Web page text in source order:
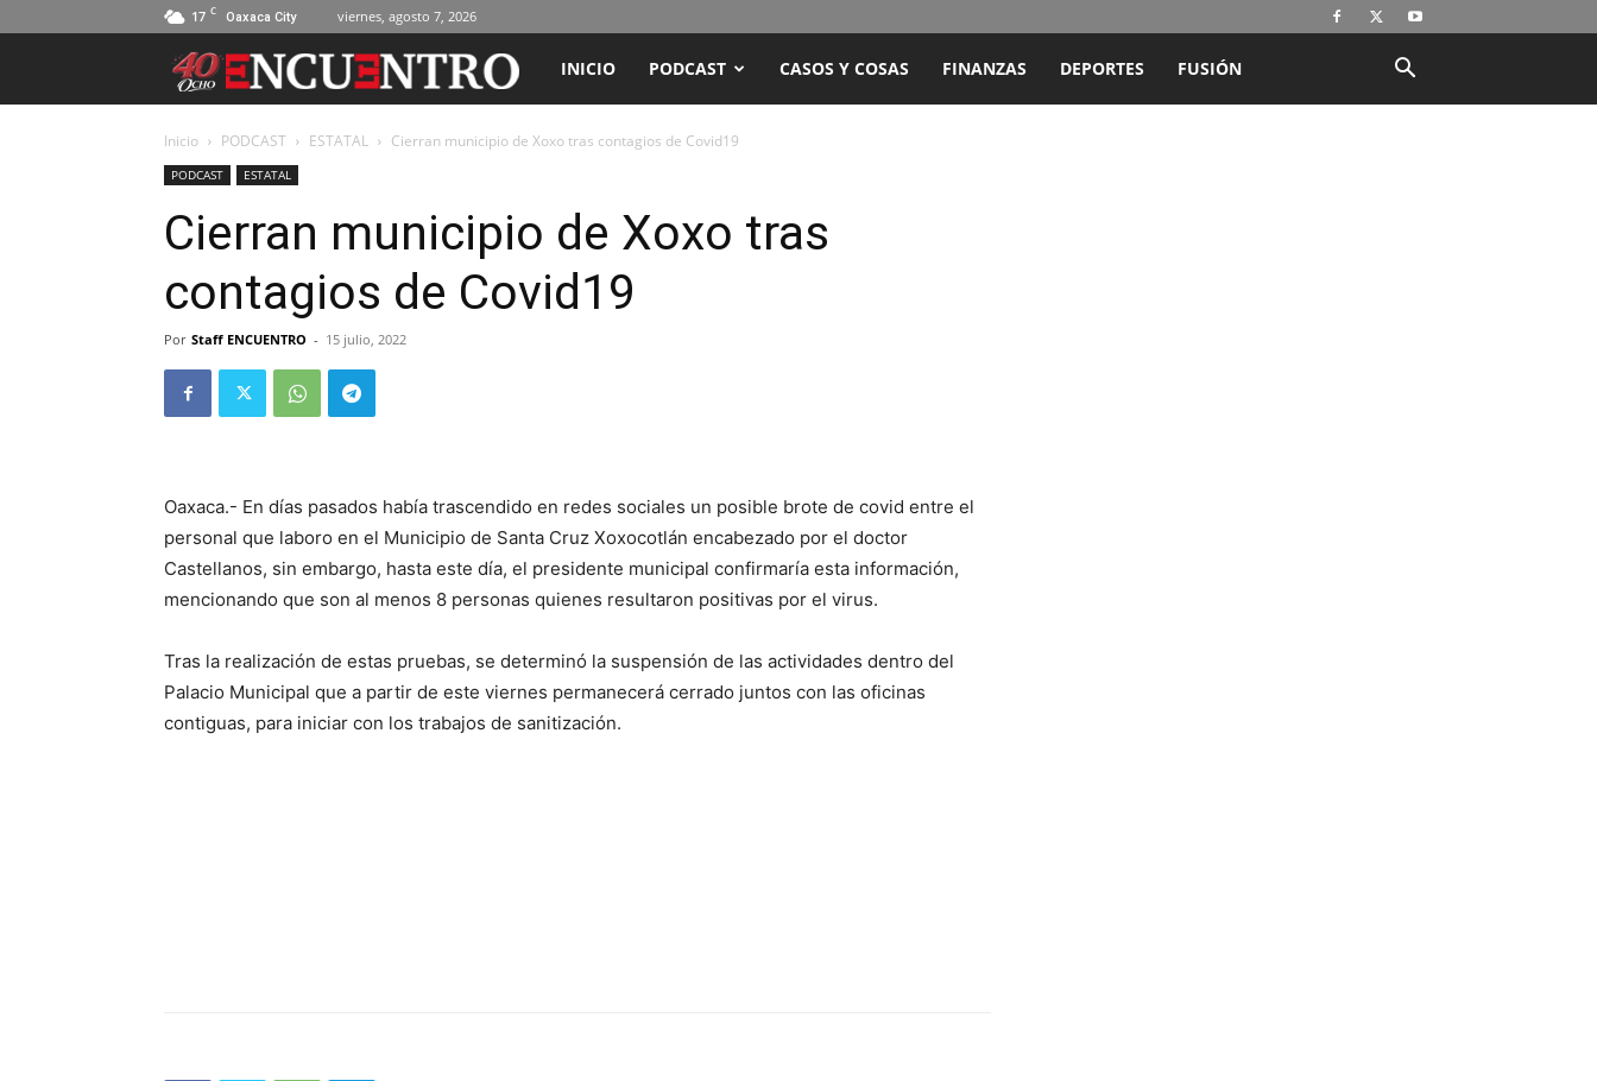
17 C Oaxaca City viernes, agosto 7, 2026
ENCUENTRO
RADIO
TELEVISIÓN
INICIO PODCAST CASOS Y COSAS FINANZAS DEPORTES FUSIÓN
Inicio PODCAST ESTATAL Cierran municipio de Xoxo tras contagios de Covid19
PODCAST ESTATAL
Cierran municipio de Xoxo tras
contagios de Covid19
Por Staff ENCUENTRO - 15 julio, 2022
Oaxaca.- En días pasados había trascendido en redes sociales un posible brote de covid entre el
personal que laboro en el Municipio de Santa Cruz Xoxocotlán encabezado por el doctor
Castellanos, sin embargo, hasta este día, el presidente municipal confirmaría esta información,
mencionando que son al menos 8 personas quienes resultaron positivas por el virus.
Tras la realización de estas pruebas, se determinó la suspensión de las actividades dentro del
Palacio Municipal que a partir de este viernes permanecerá cerrado juntos con las oficinas
contiguas, para iniciar con los trabajos de sanitización.